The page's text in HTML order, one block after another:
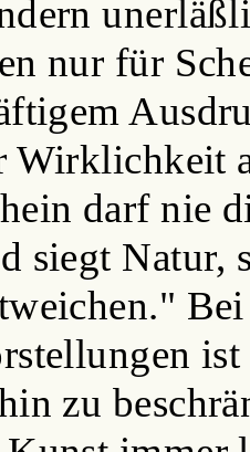
nur für
Wirklichkeit
darf nie
siegt Natur,
zu